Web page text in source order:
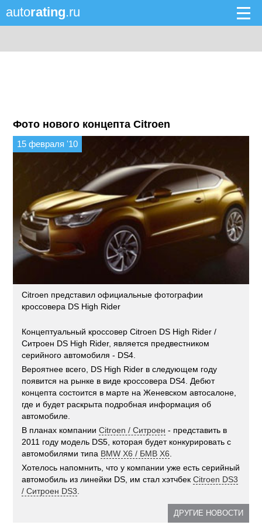
autorating.ru
Фото нового концепта Citroen
15 февраля '10
Citroen представил официальные фотографии
кроссовера DS High Rider
Концептуальный кроссовер Citroen DS High Rider /
Ситроен DS High Rider, является предвестником
серийного автомобиля - DS4.
Вероятнее всего, DS High Rider в следующем году
появится на рынке в виде кроссовера DS4. Дебют
концепта состоится в марте на Женевском автосалоне,
где и будет раскрыта подробная информация об
автомобиле.
В планах компанииCitroen / Ситроен - представить в
2011 году модель DS5, которая будет конкурировать с
автомобилями типа BMW X6 / БМВ X6
Хотелось напомнить, что у компании уже есть серийный
автомобиль из линейки DS, им стал хэтчбекCitroen DS3
/ Ситроен DS3
ДРУГИЕ НОВОСТИ